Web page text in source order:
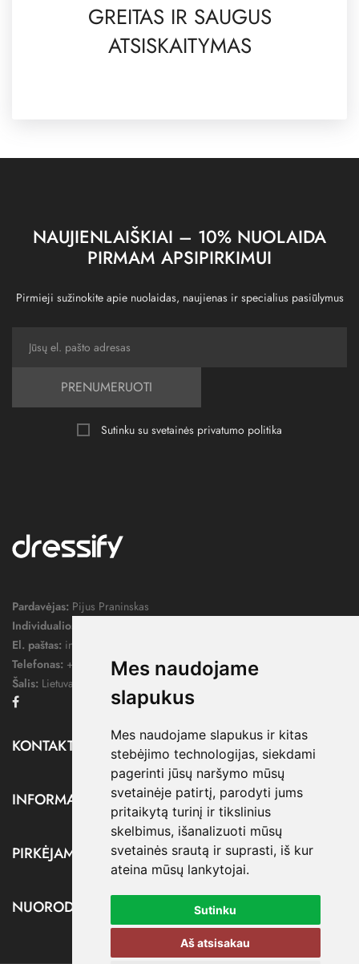
Mes naudojame
slapukus
Mes naudojame slapukus ir kitas
stebėjimo technologijas, siekdami
pagerinti jūsų naršymo mūsų
svetainėje patirtį, parodyti jums
pritaikytą turinį ir tikslinius
skelbimus, išanalizuoti mūsų
svetainės srautą ir suprasti, iš kur
ateina mūsų lankytojai.
Sutinku
Aš atsisakau
GREITAS IR SAUGUS
ATSISKAITYMAS
NAUJIENLAIŠKIAI – 10% NUOLAIDA
PIRMAM APSIPIRKIMUI
Pirmieji sužinokite apie nuolaidas, naujienas ir specialius pasiūlymus
PRENUMERUOTI
Sutinku su svetainės privatumo politika
Pardavėjas: Pijus Praninskas
Individualios veiklos pažymos nr.:
El. paštas: info@dressify.lt
Telefonas: +370 676 78578
Šalis: Lietuva
KONTAKTAI
INFORMACIJA
PIRKĖJAMS
NUORODOS